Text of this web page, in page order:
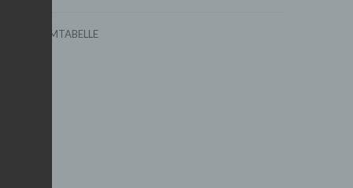
FORMTABELLE